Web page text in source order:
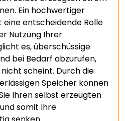
Ein hochwertiger
entscheidende Rolle
Nutzung Ihrer
es, überschüssige
bei Bedarf abzurufen,
scheint. Durch die
Speicher können
Ihren selbst erzeugten
somit Ihre